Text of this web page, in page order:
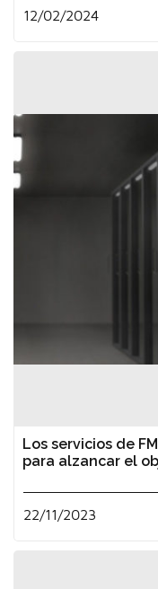
12/02/2024
Los servicios de
para alzancar el
22/11/2023